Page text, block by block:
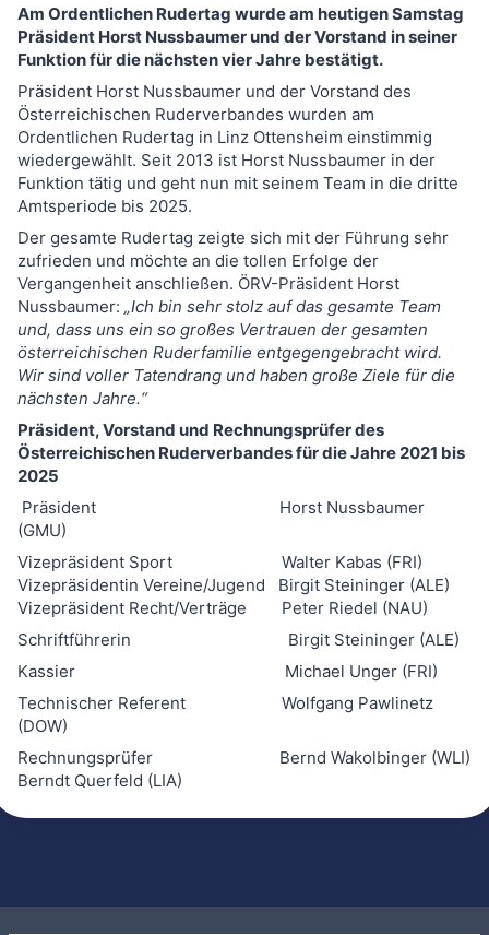
Am Ordentlichen Rudertag wurde am heutigen Samstag
Präsident Horst Nussbaumer und der Vorstand in seiner
Funktion für die nächsten vier Jahre bestätigt.
Präsident Horst Nussbaumer und der Vorstand des
Österreichischen Ruderverbandes wurden am
Ordentlichen Rudertag in Linz Ottensheim einstimmig
wiedergewählt. Seit 2013 ist Horst Nussbaumer in der
Funktion tätig und geht nun mit seinem Team in die dritte
Amtsperiode bis 2025.
Der gesamte Rudertag zeigte sich mit der Führung sehr
zufrieden und möchte an die tollen Erfolge der
Vergangenheit anschließen. ÖRV-Präsident Horst
Nussbaumer: „Ich bin sehr stolz auf das gesamte Team
und, dass uns ein so großes Vertrauen der gesamten
österreichischen Ruderfamilie entgegengebracht wird.
Wir sind voller Tatendrang und haben große Ziele für die
nächsten Jahre.“
Präsident, Vorstand und Rechnungsprüfer des
Österreichischen Ruderverbandes für die Jahre 2021 bis
2025
Präsident Horst Nussbaumer
(GMU)
Vizepräsident Sport Walter Kabas (FRI)
Vizepräsidentin Vereine/Jugend Birgit Steininger (ALE)
Vizepräsident Recht/Verträge Peter Riedel (NAU)
Schriftführerin Birgit Steininger (ALE)
Kassier Michael Unger (FRI)
Technischer Referent Wolfgang Pawlinetz
(DOW)
Rechnungsprüfer Bernd Wakolbinger (WLI)
Berndt Querfeld (LIA)